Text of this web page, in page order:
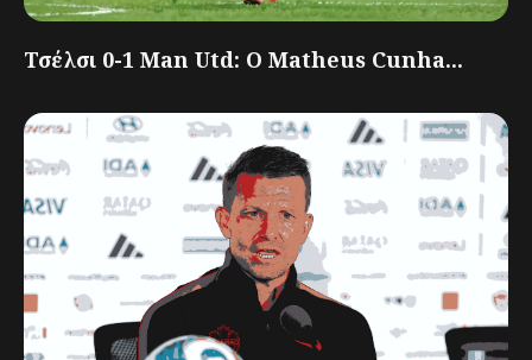
Τσέλσι 0-1 Man Utd: Ο Matheus Cunha...